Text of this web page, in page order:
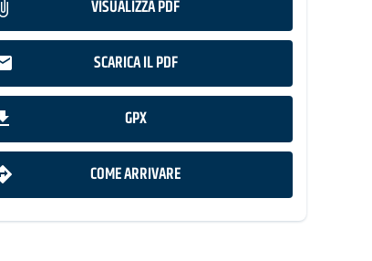
VISUALIZZA PDF
SCARICA IL PDF
GPX
COME ARRIVARE